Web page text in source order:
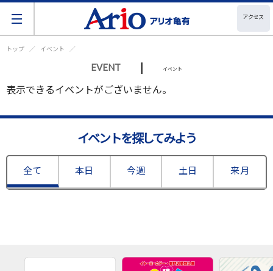
アクセス
トップ イベント
EVENT | イベント
表示できるイベントがございません。
イベントを探してみよう
全て 本日 今週 土日 来月